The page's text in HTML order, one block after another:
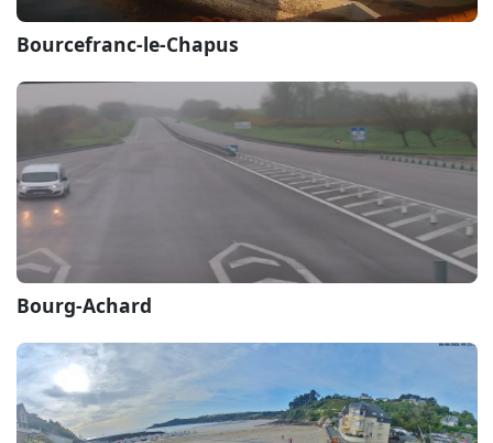
Bourcefranc-le-Chapus
Bourg-Achard